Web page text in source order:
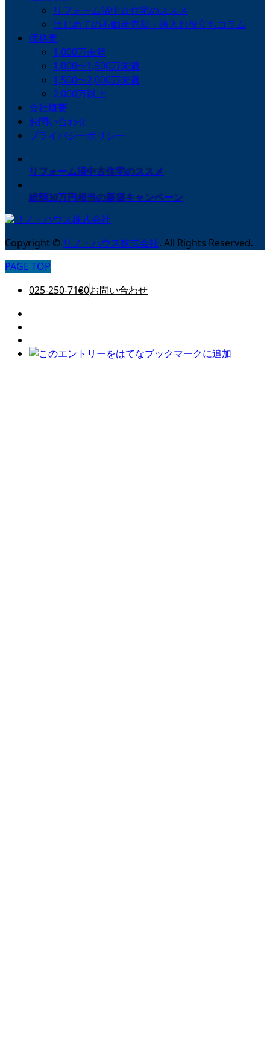
リフォーム済中古住宅のススメ
はじめての不動産売却・購入お役立ちコラム
価格帯
1,000万未満
1,000〜1,500万未満
1,500〜2,000万未満
2,000万以上
会社概要
お問い合わせ
プライバシーポリシー
リフォーム済中古住宅のススメ
総額30万円相当の新築キャンペーン
Copyright © リノ・ハウス株式会社. All Rights Reserved.
PAGE TOP
025-250-7180お問い合わせ